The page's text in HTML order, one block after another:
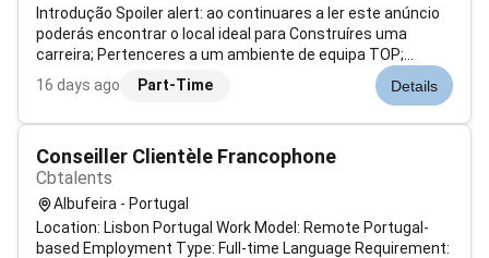
Introdução Spoiler alert: ao continuares a ler este anúncio
poderás encontrar o local ideal para Construíres uma
carreira; Pertenceres a um ambiente de equipa TOP;
Receberes uma compensação atrativa; Remuneração
mensal: 1º ano 1.000 2º ano 1.050 3º ano 1.110 4º ano
16 days ago Part-Time Details
Conseiller Clientèle Francophone
Cbtalents
Albufeira - Portugal
Location: Lisbon Portugal Work Model: Remote Portugal-
based Employment Type: Full-time Language Requirement: